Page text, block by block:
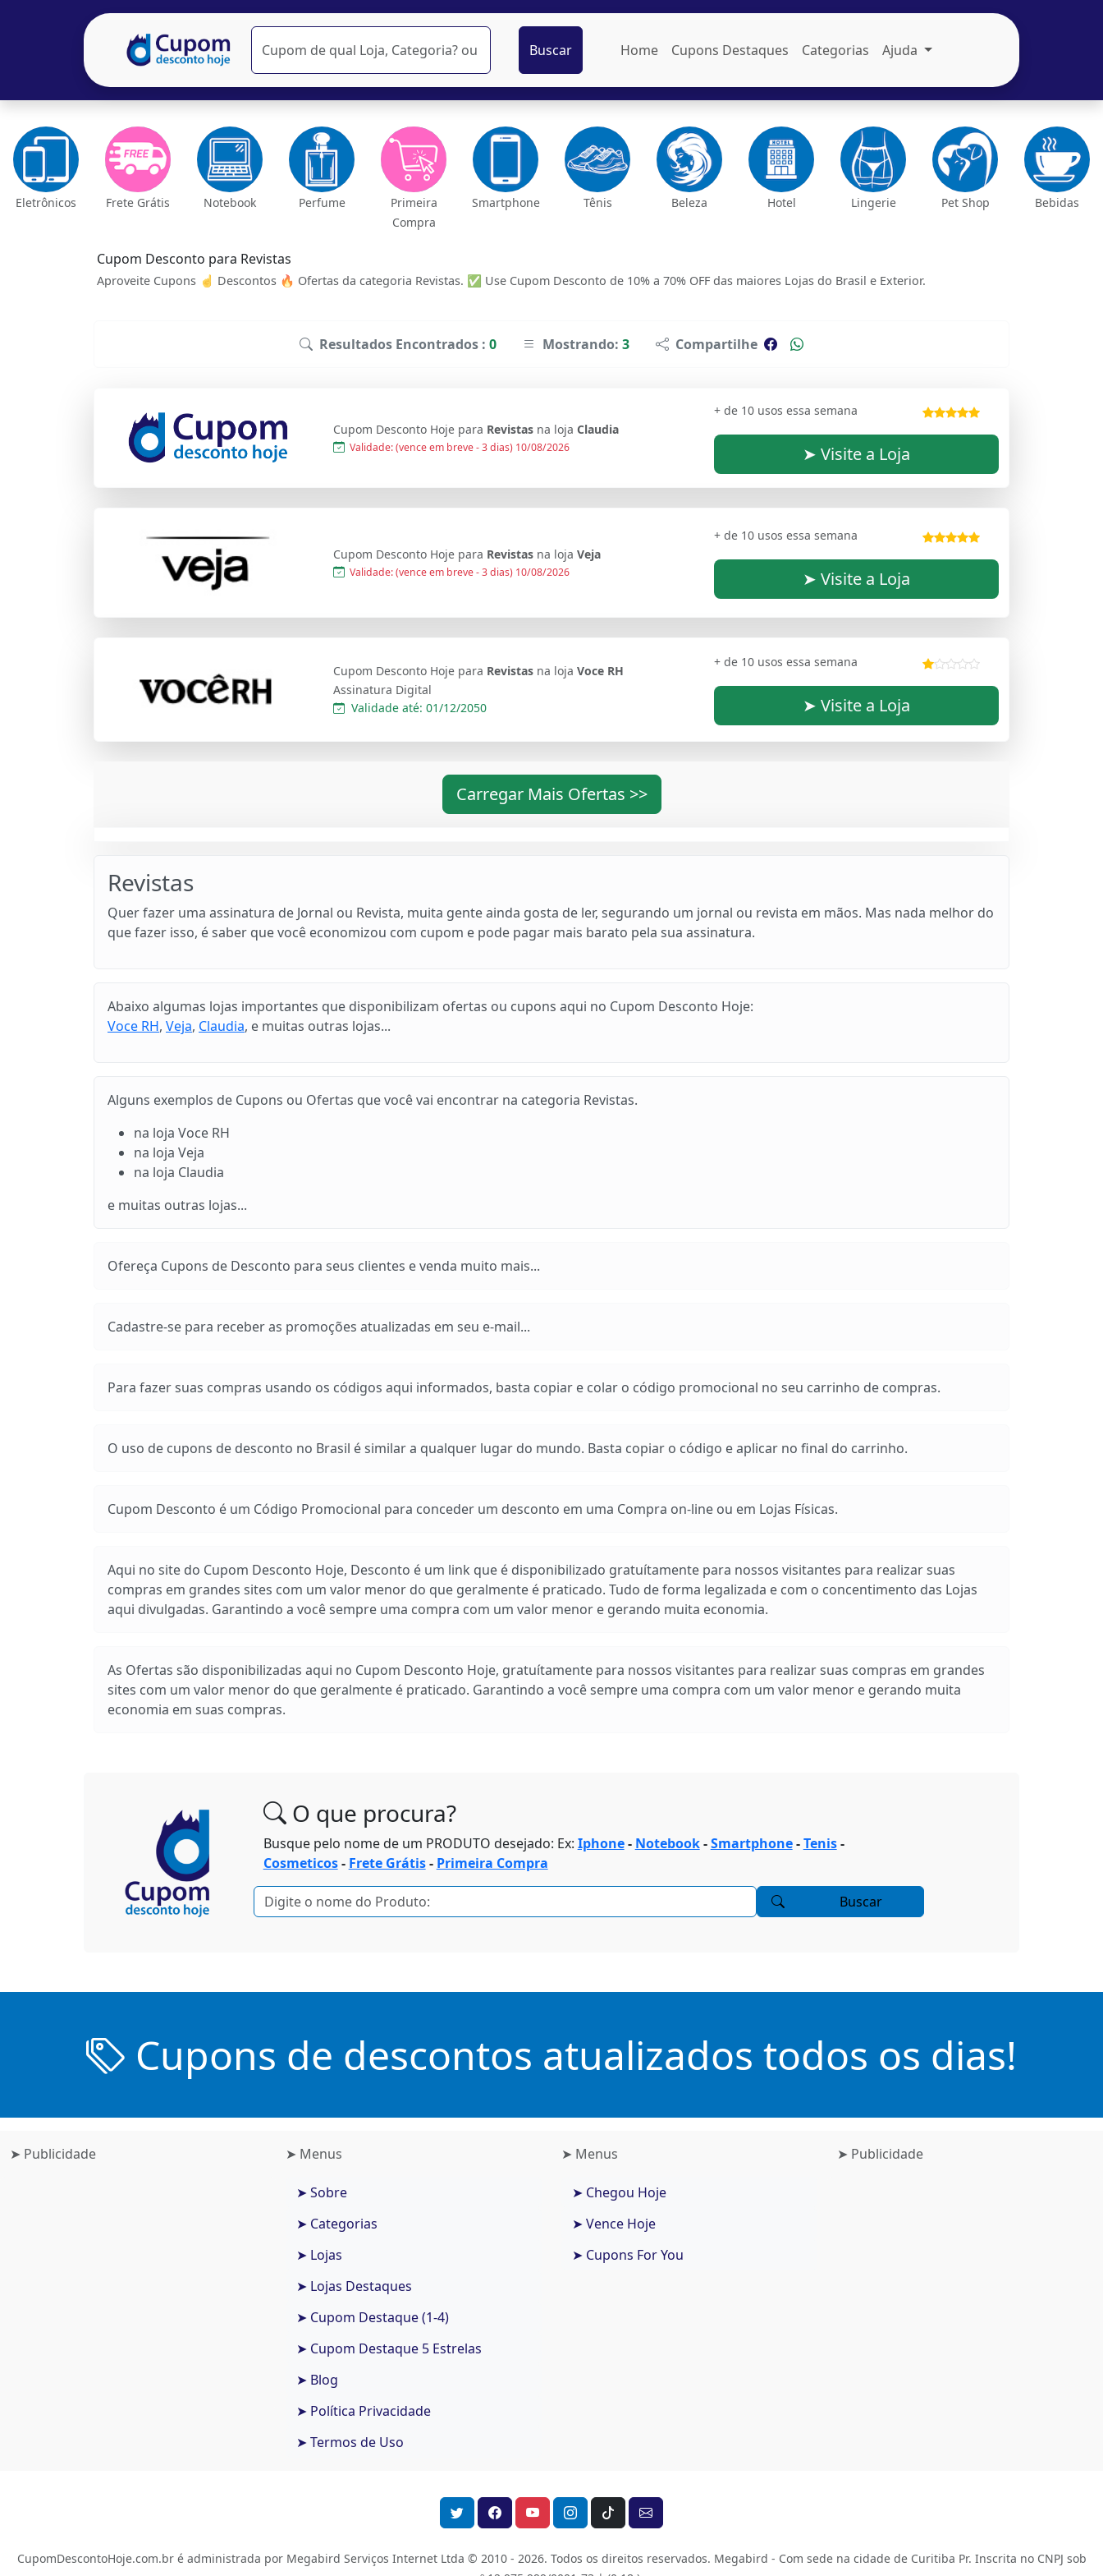
Buscar Home Cupons Destaques Categorias Ajuda
Eletrônicos Frete Grátis Notebook Perfume
Primeira
Compra
Smartphone Tênis Beleza Hotel Lingerie Pet Shop Bebidas
Cupom Desconto para Revistas
Aproveite Cupons ☝ Descontos 🔥 Ofertas da categoria Revistas. ✅ Use Cupom Desconto de 10% a 70% OFF das maiores Lojas do Brasil e Exterior.
Resultados Encontrados : 0 Mostrando: 3 Compartilhe
Cupom Desconto Hoje para Revistas na loja Claudia
Validade: (vence em breve - 3 dias) 10/08/2026
+ de 10 usos essa semana
➤ Visite a Loja
Cupom Desconto Hoje para Revistas na loja Veja
Validade: (vence em breve - 3 dias) 10/08/2026
+ de 10 usos essa semana
➤ Visite a Loja
Cupom Desconto Hoje para Revistas na loja Voce RH
Assinatura Digital
Validade até: 01/12/2050
+ de 10 usos essa semana
➤ Visite a Loja
Carregar Mais Ofertas >>
Revistas
Quer fazer uma assinatura de Jornal ou Revista, muita gente ainda gosta de ler, segurando um jornal ou revista em mãos. Mas nada melhor do
que fazer isso, é saber que você economizou com cupom e pode pagar mais barato pela sua assinatura.
Abaixo algumas lojas importantes que disponibilizam ofertas ou cupons aqui no Cupom Desconto Hoje:
Voce RH, Veja, Claudia, e muitas outras lojas...
Alguns exemplos de Cupons ou Ofertas que você vai encontrar na categoria Revistas.
na loja Voce RH
na loja Veja
na loja Claudia
e muitas outras lojas...
Ofereça Cupons de Desconto para seus clientes e venda muito mais...
Cadastre-se para receber as promoções atualizadas em seu e-mail...
Para fazer suas compras usando os códigos aqui informados, basta copiar e colar o código promocional no seu carrinho de compras.
O uso de cupons de desconto no Brasil é similar a qualquer lugar do mundo. Basta copiar o código e aplicar no final do carrinho.
Cupom Desconto é um Código Promocional para conceder um desconto em uma Compra on-line ou em Lojas Físicas.
Aqui no site do Cupom Desconto Hoje, Desconto é um link que é disponibilizado gratuítamente para nossos visitantes para realizar suas
compras em grandes sites com um valor menor do que geralmente é praticado. Tudo de forma legalizada e com o concentimento das Lojas
aqui divulgadas. Garantindo a você sempre uma compra com um valor menor e gerando muita economia.
As Ofertas são disponibilizadas aqui no Cupom Desconto Hoje, gratuítamente para nossos visitantes para realizar suas compras em grandes
sites com um valor menor do que geralmente é praticado. Garantindo a você sempre uma compra com um valor menor e gerando muita
economia em suas compras.
O que procura?
Busque pelo nome de um PRODUTO desejado: Ex: Iphone- Notebook-Smartphone-Tenis-
Cosmeticos- Frete Grátis- Primeira Compra
Buscar
Cupons de descontos atualizados todos os dias!
➤ Publicidade ➤ Menus
➤ Sobre
➤ Categorias
➤ Lojas
➤ Lojas Destaques
➤ Cupom Destaque (1-4)
➤ Cupom Destaque 5 Estrelas
➤ Blog
➤ Política Privacidade
➤ Termos de Uso
➤ Menus
➤ Chegou Hoje
➤ Vence Hoje
➤ Cupons For You
➤ Publicidade
CupomDescontoHoje.com.br é administrada por Megabird Serviços Internet Ltda © 2010 - 2026. Todos os direitos reservados. Megabird - Com sede na cidade de Curitiba Pr. Inscrita no CNPJ sob